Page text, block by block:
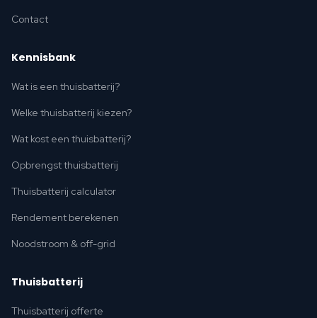
Contact
Kennisbank
Wat is een thuisbatterij?
Welke thuisbatterij kiezen?
Wat kost een thuisbatterij?
Opbrengst thuisbatterij
Thuisbatterij calculator
Rendement berekenen
Noodstroom & off-grid
Thuisbatterij
Thuisbatterij offerte